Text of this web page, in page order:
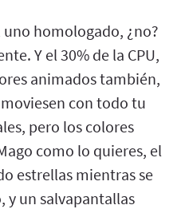
uno homologado, ¿no?
Y el 30% de la CPU,
animados también,
con todo tu
pero los colores
como lo quieres, el
estrellas mientras se
y un salvapantallas